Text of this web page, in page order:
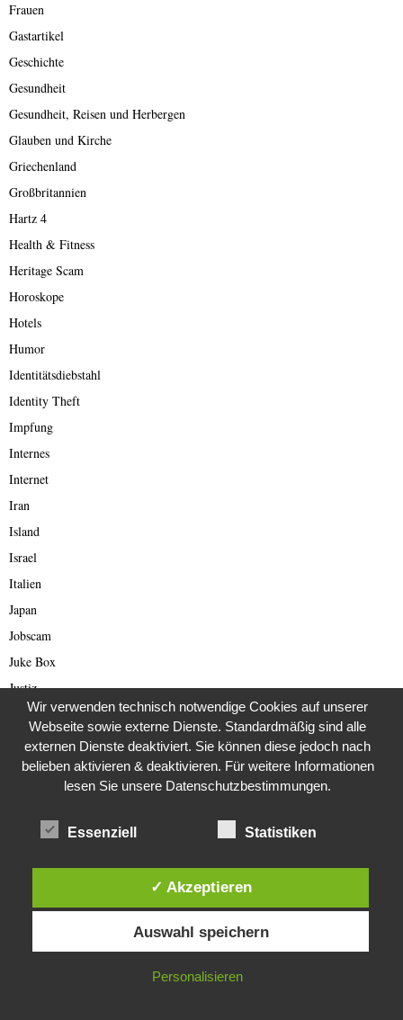
Frauen
Gastartikel
Geschichte
Gesundheit
Gesundheit, Reisen und Herbergen
Glauben und Kirche
Griechenland
Großbritannien
Hartz 4
Health & Fitness
Heritage Scam
Horoskope
Hotels
Humor
Identitätsdiebstahl
Identity Theft
Impfung
Internes
Internet
Iran
Island
Israel
Italien
Japan
Jobscam
Juke Box
Justiz
Kanaren
Kap
Kinder
Königreich Deutschland
Kriminalgeschichte
Kurioses
Diese Website verwendet Cookies. Durch die weitere Nutzung dieser
Website stimmst du der Verwendung von Cookies zu.
IN ORDNUNG
Wir verwenden technisch notwendige Cookies auf unserer
Webseite sowie externe Dienste. Standardmäßig sind alle
externen Dienste deaktiviert. Sie können diese jedoch nach
belieben aktivieren & deaktivieren. Für weitere Informationen
lesen Sie unsere Datenschutzbestimmungen.
Essenziell Statistiken
✓ Akzeptieren
Auswahl speichern
Personalisieren